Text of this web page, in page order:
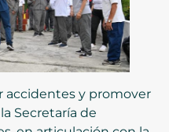
accidentes y promover
Secretaría de